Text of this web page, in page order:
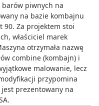
piwnych na
na bazie kombajnu
90. Za projektem stoi
właściciel marek
otrzymała nazwę
combine (kombajn) i
malowanie, lecz
przypomina
prezentowany na